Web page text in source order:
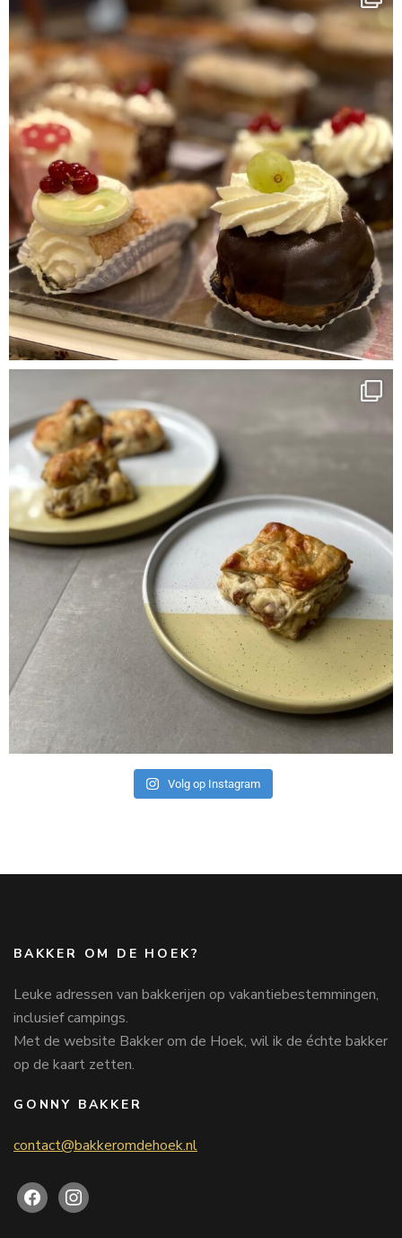
Volg op Instagram
BAKKER OM DE HOEK?
Leuke adressen van bakkerijen op vakantiebestemmingen,
inclusief campings.
Met de website Bakker om de Hoek, wil ik de échte bakker
op de kaart zetten.
GONNY BAKKER
contact@bakkeromdehoek.nl